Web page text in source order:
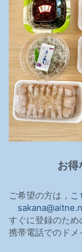
お得
ご希望の方は， こ
すぐに登録のため
携帯電話でのドメ